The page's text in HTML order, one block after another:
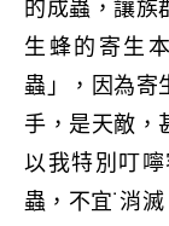
的成蟲，讓族
生蜂的寄生
蟲」，因為寄
手，是天敵，
以我特別叮
蟲，不宜˙消